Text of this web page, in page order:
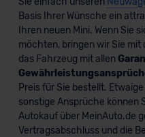
Datenschutzklauseln
unserem
Datenschutzerklärung |
Basis Ihrer Wünsche ein
Ihren neuen Mini. Wenn Sie
möchten, bringen wir Sie
das Fahrzeug mit allen
Preis für Sie bestellt.
sonstige Ansprüche können
Autokauf über MeinAuto.de
Vertragsabschluss und die